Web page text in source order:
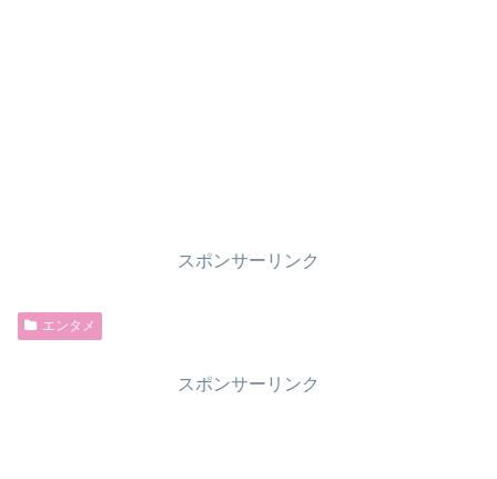
スポンサーリンク
エンタメ
スポンサーリンク